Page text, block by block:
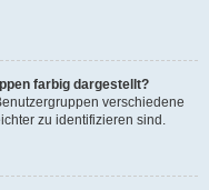
farbig dargestellt?
verschiedene
zu identifizieren sind.